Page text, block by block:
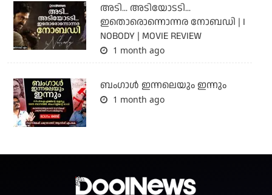
അടി... അടിയോടടി...
ഇതൊരൊന്നൊന്നര നോബഡി | I
NOBODY | MOVIE REVIEW
1 month ago
ബംഗാള്‍ ഇന്നലെയും ഇന്നും
1 month ago